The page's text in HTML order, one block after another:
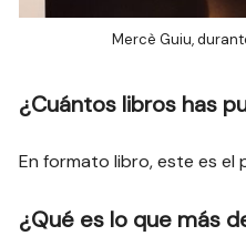
Mercè Guiu,
¿Cuántos libros has
En formato libro, este es el
¿Qué es lo que más